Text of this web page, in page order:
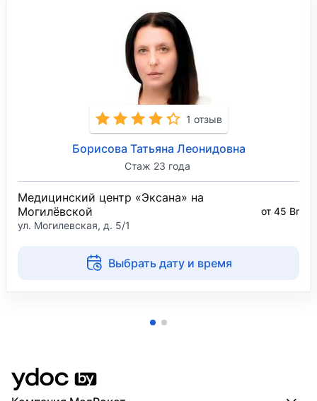
при операции, которую проводили в другой
клинике, и мне повредили сухожилие и нерв.
Посоветовал обратиться в клинику, где была
проведена операция, для получения протокола
операции, и дополнительно назначил УЗИ бедра,
мышц и нервов. Понравилось, что доктор все
делал подробно, внимательно и отвечал
грамотно и информативно на все мои вопросы.
Всем рекомендую!
1 отзыв
Борисова Татьяна Леонидовна
Стаж 23 года
Медицинский центр «Эксана» на
Могилёвской
ул. Могилевская, д. 5/1
от 45 Br
Выбрать дату и время